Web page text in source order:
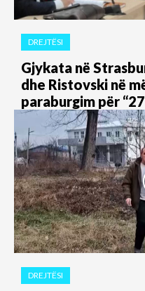
DREJTËSI
Gjykata në
dhe Ristovski në
paraburgim për
DREJTËSI